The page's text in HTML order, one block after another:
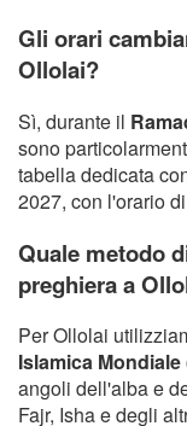
Gli orari
Ollolai?
Sì, durante il
sono
tabella dedicata
2027, con l'orario
Quale metodo
preghiera a
Per Ollolai
Islamica Mondiale
angoli dell'alba e
Fajr, Isha e degli